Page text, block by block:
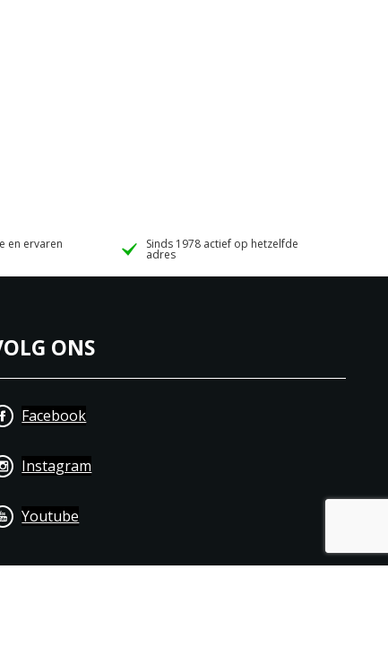
en ervaren Sinds 1978 actief op hetzelfde
adres
ONS
Facebook
Instagram
Youtube